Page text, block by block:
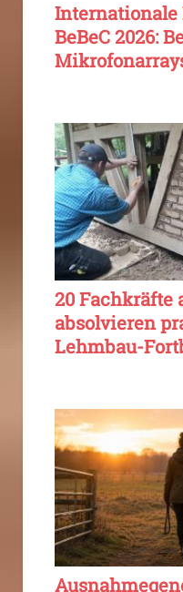
Internationale
BeBeC 2026:
20 Fachkräfte
absolvieren
Lehmbau-